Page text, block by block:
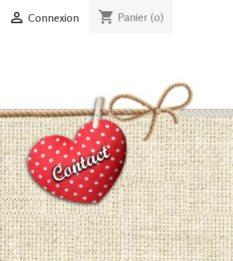
 Connexion shopping_cart Panier (0)